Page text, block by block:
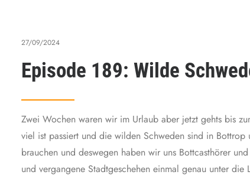
27/09/2024
Episode 189: Wilde
Zwei Wochen waren wir im Urlaub aber jetzt gehts bis
viel ist passiert und die wilden Schweden sind in
brauchen und deswegen haben wir uns Bottcasthörer
und vergangene Stadtgeschehen einmal genau unter